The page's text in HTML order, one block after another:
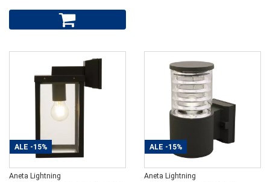
ALE -15%
Aneta Lightning
ALE -15%
Aneta Lightning